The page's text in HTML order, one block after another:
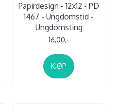
Papirdesign - 12x12 - PD
1467 - Ungdomstid -
Ungdomsting
16,00,-
KJØP